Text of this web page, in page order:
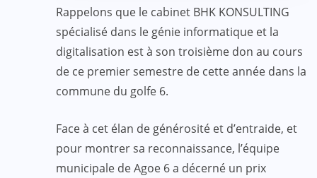
Rappelons que le cabinet BHK KONSULTING
spécialisé dans le génie informatique et la
digitalisation est à son troisième don au cours
de ce premier semestre de cette année dans la
commune du golfe 6.
Face à cet élan de générosité et d’entraide, et
pour montrer sa reconnaissance, l’équipe
municipale de Agoe 6 a décerné un prix